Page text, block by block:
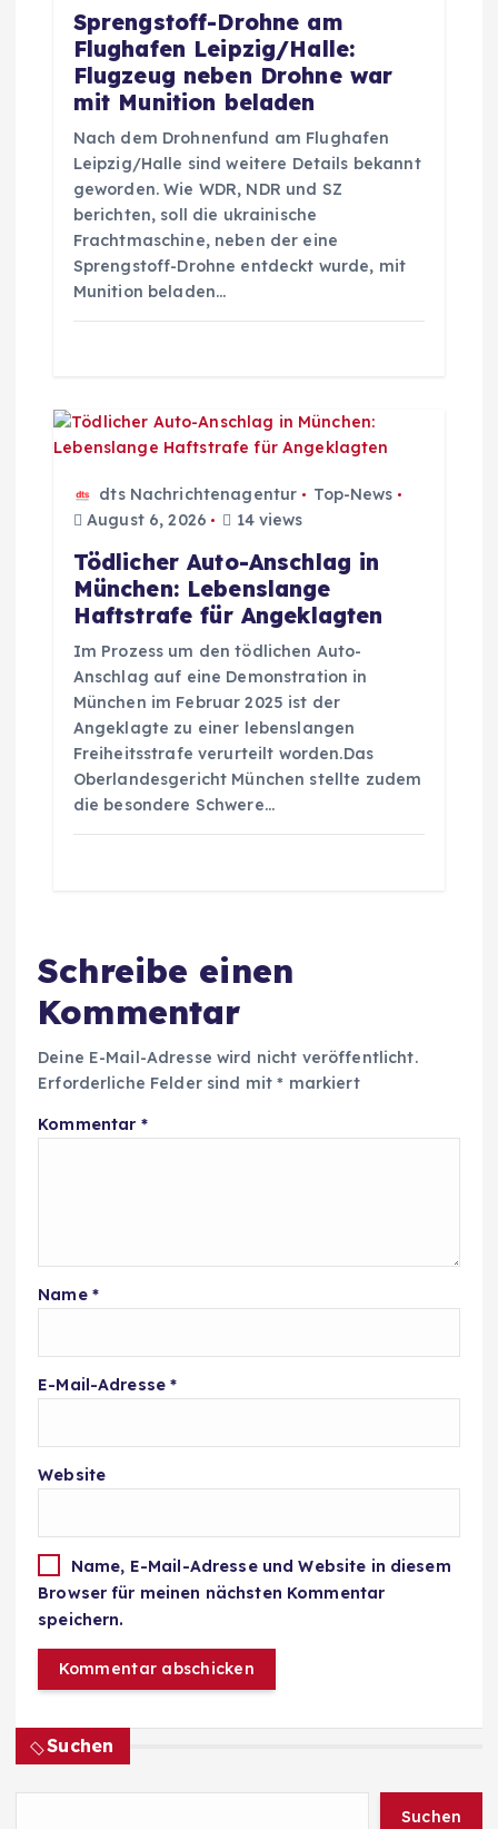
Sprengstoff-Drohne am
Flughafen Leipzig/Halle:
Flugzeug neben Drohne war
mit Munition beladen
Nach dem Drohnenfund am Flughafen
Leipzig/Halle sind weitere Details bekannt
geworden. Wie WDR, NDR und SZ
berichten, soll die ukrainische
Frachtmaschine, neben der eine
Sprengstoff-Drohne entdeckt wurde, mit
Munition beladen…
dts Nachrichtenagentur
Top-News
August 6, 2026
14 views
Tödlicher Auto-Anschlag in
München: Lebenslange
Haftstrafe für Angeklagten
Im Prozess um den tödlichen Auto-
Anschlag auf eine Demonstration in
München im Februar 2025 ist der
Angeklagte zu einer lebenslangen
Freiheitsstrafe verurteilt worden.Das
Oberlandesgericht München stellte zudem
die besondere Schwere…
Schreibe einen
Kommentar
Deine E-Mail-Adresse wird nicht veröffentlicht.
Erforderliche Felder sind mit* markiert
Kommentar *
Name *
E-Mail-Adresse*
Website
Name, E-Mail-Adresse und Website in diesem
Browser für meinen nächsten Kommentar
speichern.
Suchen
Suchen